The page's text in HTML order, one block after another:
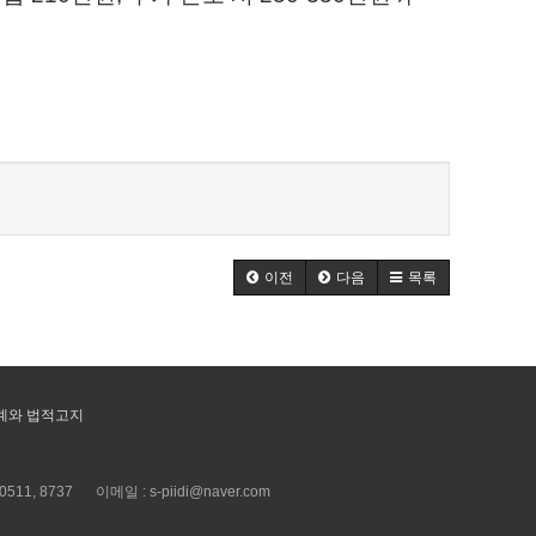
이전 다음 목록
와 법적고지
8737 이메일 : s-piidi@naver.com